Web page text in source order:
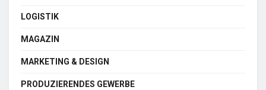
LOGISTIK
MAGAZIN
MARKETING & DESIGN
PRODUZIERENDES GEWERBE